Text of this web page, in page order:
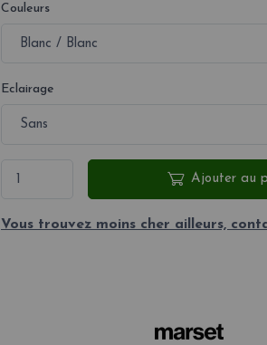
Couleurs
Eclairage
Ajouter au
Vous trouvez moins cher ailleurs,